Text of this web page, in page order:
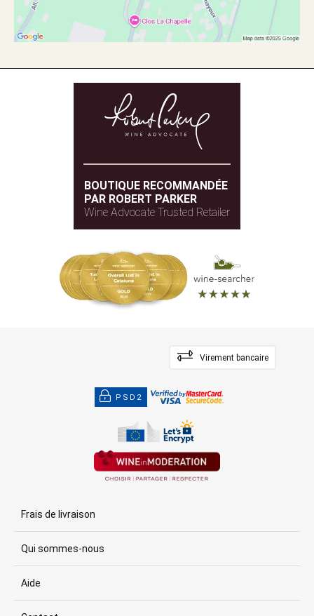
BOUTIQUE RECOMMANDÉE
PAR ROBERT PARKER
Wine Advocate Trusted Retailer
Virement bancaire
PSD2
Frais de livraison
Qui sommes-nous
Aide